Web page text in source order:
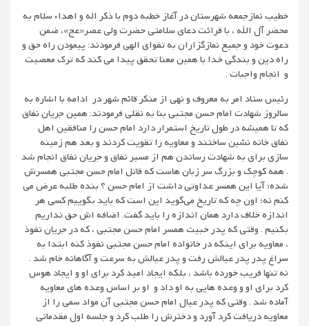
خطیب نمازجمعه شهرستان در آغاز خطبه دوم با ذکر اله و اهداء سلام به
محضر آل الله ، با قرائت دعای سلامتی حضرت ولی عصر«عج»، ضمن
دعوت خود و جمیع نمازگزاران به تقوای الهی فرمودند: پیمودن راه حق و
راه دین و بندگی خدا با همین معنا تحقق پیدا می کند که ترک معصیت
و انجام واجبات .
رئیس ستاد امر به معروف و نهی از منکر قائم شهر در ادامه با اشاره به
سالروز شهادت امام حسن مجتبی بنا به نقلی فرمودند: همین جریان نفاق
که تا همیشه در طول تاریخ استمرار دارد امام حسن را منافقین اهل
نفاق خانه نشین ساختند و معاویه را تقویت کردند و بعد هم زمینه
سازی برای به شهادت رساندن هم از مسیر نفاق و جریان نفاق انجام شد
. همه کوچک و بزرگ سر زبان هاست که قاتل امام حسن مجتبی همسرش
شده؛ آیا این همسر عداوتی داشت از امام حسن ؟ بنده طلبه عرض می
کنم نه؛ اون چه که تاریخ می‌گوید این است که باید بگوییم کسی هر
اندازه خلاف دارد همان اندازه را باید گفت. اضافه اش حق نداریم
بکنیم . وقتی که پدر خبیث همسر امام حسن مجتبی ، که در جریان نفوذ
، معاویه برای اینکه در خانواده امام حسن مجتبی نفوذ کنه ابتدا به
سراغ پدر پدر عیالش رفت و پدر عیالش به سرعت و آگاهانه خام شد .
نه تنها فریب خورده باشد ، بلکه ایجاد امید کرد برای او و ایجاد هوس
کرد برای او و وعده هایی به او داد و او بر اساس وعده های معاویه
آماده شد . وقتی که پدر عیال امام حسن مجتبی آن مواد سمی را از
معاویه دریافت کرد آورد و دخترش را طلب کرد و جلسه اول مقدماتی